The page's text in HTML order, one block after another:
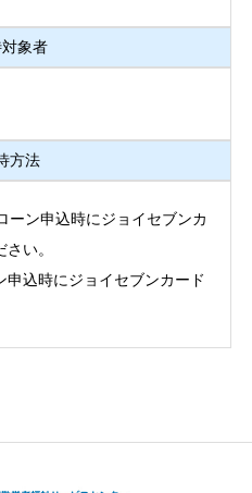
象者
方法
ーン申込時にジョイセブンカ
い。
込時にジョイセブンカード